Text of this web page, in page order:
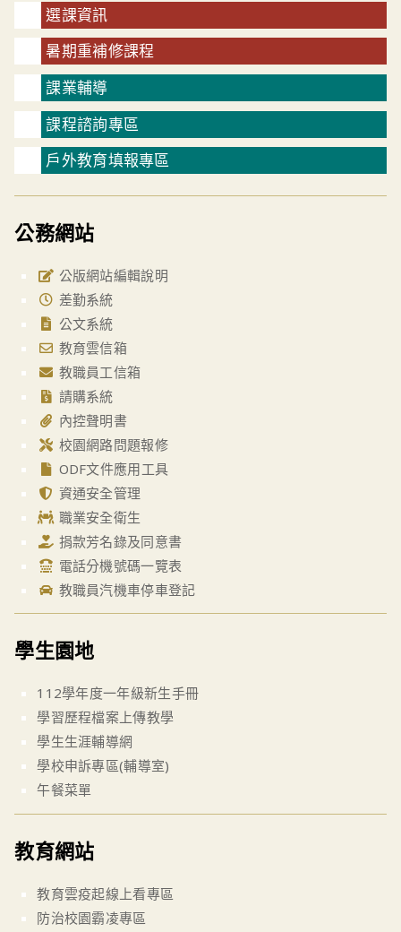
選課資訊
暑期重補修課程
課業輔導
課程諮詢專區
戶外教育填報專區
公務網站
公版網站編輯說明
差勤系統
公文系統
教育雲信箱
教職員工信箱
請購系統
內控聲明書
校園網路問題報修
ODF文件應用工具
資通安全管理
職業安全衛生
捐款芳名錄及同意書
電話分機號碼一覽表
教職員汽機車停車登記
學生園地
112學年度一年級新生手冊
學習歷程檔案上傳教學
學生生涯輔導網
學校申訴專區(輔導室)
午餐菜單
教育網站
教育雲疫起線上看專區
防治校園霸凌專區